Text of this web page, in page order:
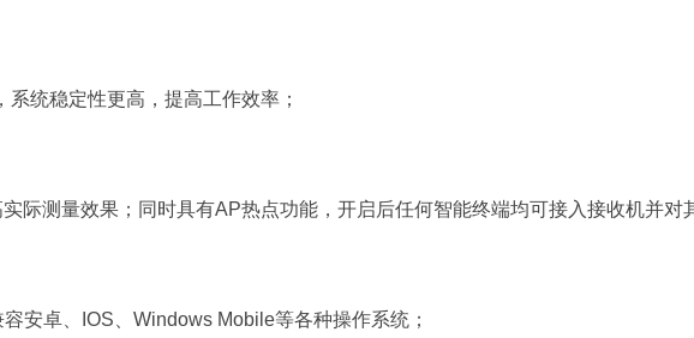
统稳定性更高，提高工作效率；
际测量效果；同时具有AP热点功能，开启后任何智能终端均可接入接收机并对
安卓、IOS、Windows Mobile等各种操作系统；